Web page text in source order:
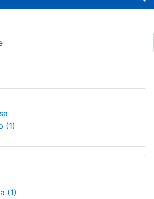
Ricerca -
(1)
(1)